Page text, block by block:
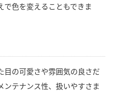
で色を変えることもできま
目の可愛さや雰囲気の良さだ
ンテナンス性、扱いやすさま